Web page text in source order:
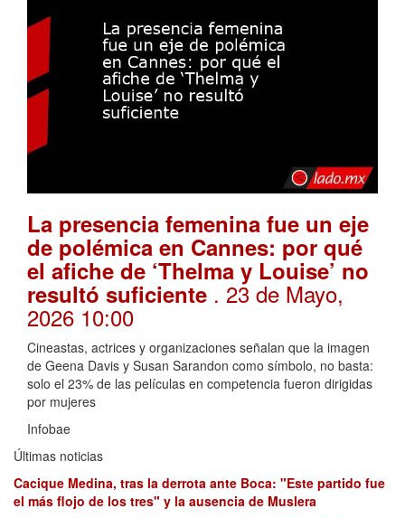
La presencia femenina fue un eje
de polémica en Cannes: por qué
el afiche de ‘Thelma y Louise’ no
resultó suficiente . 23 de Mayo,
2026 10:00
Cineastas, actrices y organizaciones señalan que la imagen
de Geena Davis y Susan Sarandon como símbolo, no basta:
solo el 23% de las películas en competencia fueron dirigidas
por mujeres
Infobae
Últimas noticias
Cacique Medina, tras la derrota ante Boca: "Este partido fue
el más flojo de los tres" y la ausencia de Muslera